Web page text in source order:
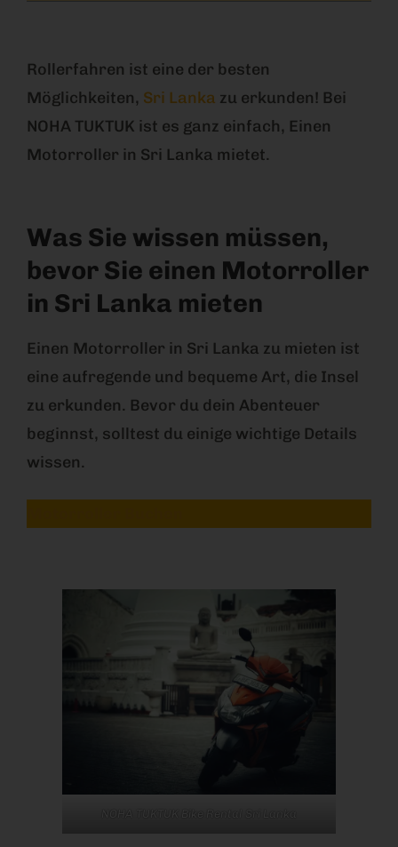
Rollerfahren ist eine der besten
Möglichkeiten, Sri Lanka zu erkunden! Bei
NOHA TUKTUK ist es ganz einfach, Einen
Motorroller in Sri Lanka mietet.
Was Sie wissen müssen,
bevor Sie einen Motorroller
in Sri Lanka mieten
Einen Motorroller in Sri Lanka zu mieten ist
eine aufregende und bequeme Art, die Insel
zu erkunden. Bevor du dein Abenteuer
beginnst, solltest du einige wichtige Details
wissen.